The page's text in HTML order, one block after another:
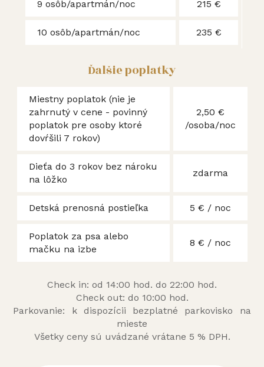
9 osôb/apartmán/noc 215 €
10 osôb/apartmán/noc 235 €
Ďalšie poplatky
Miestny poplatok (nie je
zahrnutý v cene - povinný
poplatok pre osoby ktoré
dovŕšili 7 rokov)
2,50 €
/osoba/noc
Dieťa do 3 rokov bez nároku
na lôžko
zdarma
Detská prenosná postieľka 5 € / noc
Poplatok za psa alebo
mačku na izbe
8 € / noc
Check in: od 14:00 hod. do 22:00 hod.
Check out: do 10:00 hod.
Parkovanie: k dispozícii bezplatné parkovisko na
mieste
Všetky ceny sú uvádzané vrátane 5 % DPH.